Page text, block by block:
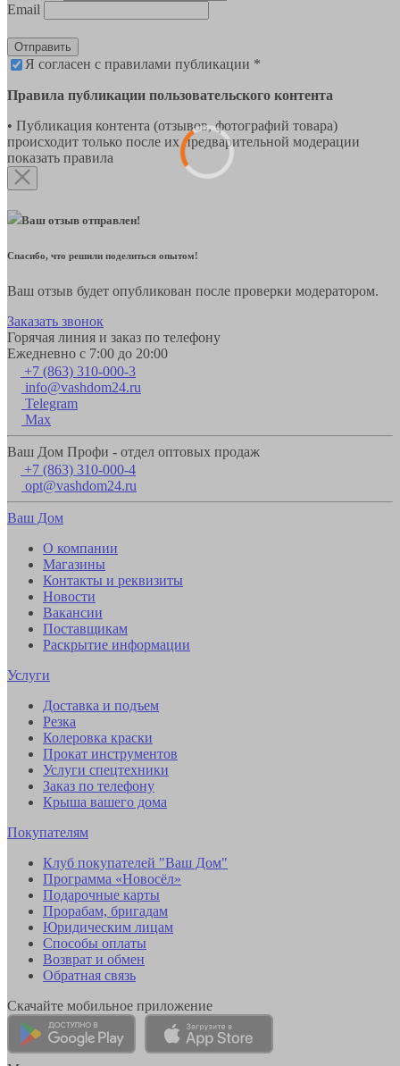
Email
Отправить
Я согласен с правилами публикации *
Правила публикации пользовательского контента
• Публикация контента (отзывов, фотографий товара)
происходит только после их предварительной модерации
показать правила
Ваш отзыв отправлен!
Спасибо, что решили поделиться опытом!
Ваш отзыв будет опубликован после проверки модератором.
Заказать звонок
Горячая линия и заказ по телефону
Ежедневно с 7:00 до 20:00
+7 (863) 310-000-3
info@vashdom24.ru
Telegram
Max
Ваш Дом Профи - отдел оптовых продаж
+7 (863) 310-000-4
opt@vashdom24.ru
Ваш Дом
О компании
Магазины
Контакты и реквизиты
Новости
Вакансии
Поставщикам
Раскрытие информации
Услуги
Доставка и подъем
Резка
Колеровка краски
Прокат инструментов
Услуги спецтехники
Заказ по телефону
Крыша вашего дома
Покупателям
Клуб покупателей "Ваш Дом"
Программа «Новосёл»
Подарочные карты
Прорабам, бригадам
Юридическим лицам
Способы оплаты
Возврат и обмен
Обратная связь
Скачайте мобильное приложение